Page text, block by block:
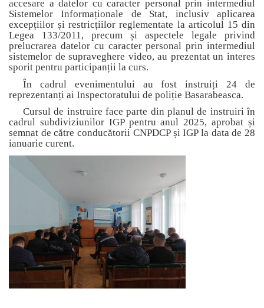
accesare a datelor cu caracter personal prin intermediul
Sistemelor Informaționale de Stat, inclusiv aplicarea
excepțiilor și restricțiilor reglementate la articolul 15 din
Legea 133/2011, precum și aspectele legale privind
prelucrarea datelor cu caracter personal prin intermediul
sistemelor de supraveghere video,au prezentat un interes
sporit pentru participanții la curs.
În cadrul evenimentului au fost instruiți 24 de
reprezentanți ai Inspectoratului de poliție Basarabeasca.
Cursul de instruire face parte din planul de instruiri în
cadrul subdiviziunilor IGP pentru anul 2025, aprobat și
semnat de către conducătorii CNPDCP și IGP la data de 28
ianuarie curent.